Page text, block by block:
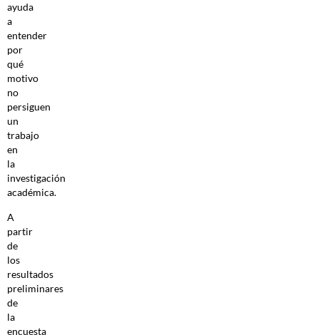
ayuda
a
entender
por
qué
motivo
no
persiguen
un
trabajo
en
la
investigación
académica.
A
partir
de
los
resultados
preliminares
de
la
encuesta